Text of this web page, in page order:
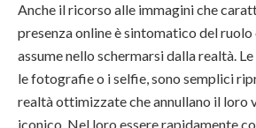
Anche il ricorso alle immagini che
presenza online è sintomatico del
assume nello schermarsi dalla realtà.
le fotografie o i selfie, sono semplici
realtà ottimizzate che annullano il loro
iconico. Nel loro essere rapidamente